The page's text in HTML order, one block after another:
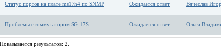
Статус портов на плате ms17h4 по SNMP Ожидается ответ Вячеслав
Проблемы с коммутатором SG-17S Ожидается ответ Ольга
Показывается результатов: 2.